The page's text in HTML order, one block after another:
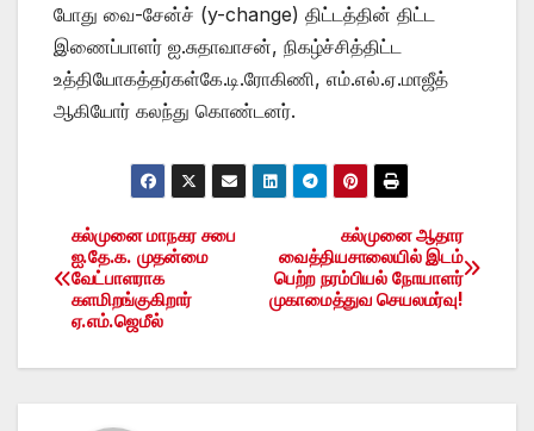
போது வை-சேன்ச் (y-change) திட்டத்தின் திட்ட
இணைப்பாளர் ஐ.சுதாவாசன், நிகழ்ச்சித்திட்ட
உத்தியோகத்தர்கள்கே.டி.ரோகிணி, எம்.எல்.ஏ.மாஜீத்
ஆகியோர் கலந்து கொண்டனர்.
Post
navigation
கல்முனை ஆதார
வைத்தியசாலையில் இடம்
பெற்ற நரம்பியல் நோயாளர்
முகாமைத்துவ செயலமர்வு!
கல்முனை மாநகர சபை
ஐ.தே.க. முதன்மை
வேட்பாளராக
களமிறங்குகிறார்
ஏ.எம்.ஜெமீல்